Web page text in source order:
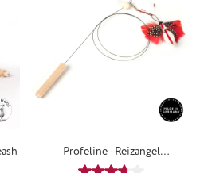
Profeline - Reizangel
ShakyWobble